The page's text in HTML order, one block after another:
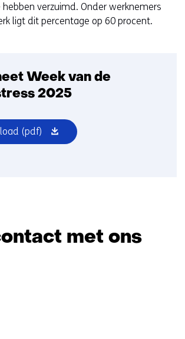
verzuimd. Onder werknemers
ligt dit percentage op 60 procent.
Week van de
2025
(pdf) (opent
in
met ons